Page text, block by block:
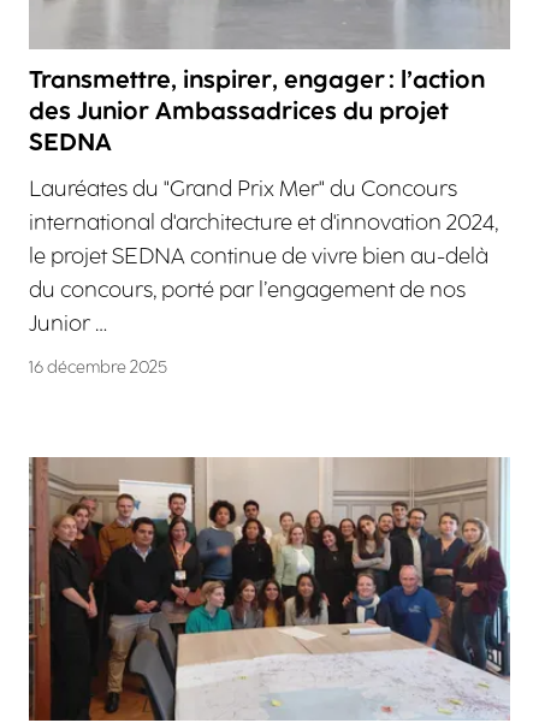
Transmettre, inspirer, engager : l’action
des Junior Ambassadrices du projet
SEDNA
Lauréates du "Grand Prix Mer" du Concours
international d'architecture et d'innovation 2024,
le projet SEDNA continue de vivre bien au-delà
du concours, porté par l’engagement de nos
Junior …
16 décembre 2025